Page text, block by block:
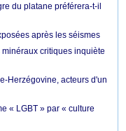
du platane préférera-t-il
après les séismes
critiques inquiète
Herzégovine, acteurs d'un
« LGBT » par « culture